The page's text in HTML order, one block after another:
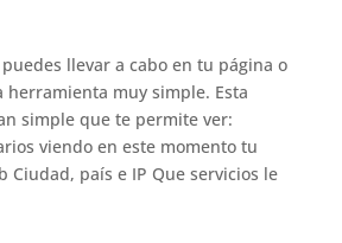
llevar a cabo en tu página o
herramienta muy simple. Esta
simple que te permite ver:
viendo en este momento tu
Ciudad, país e IP Que servicios le